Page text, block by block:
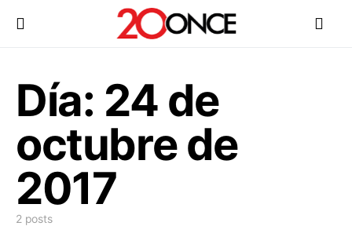
Día: 24 de
octubre de
2017
2 posts